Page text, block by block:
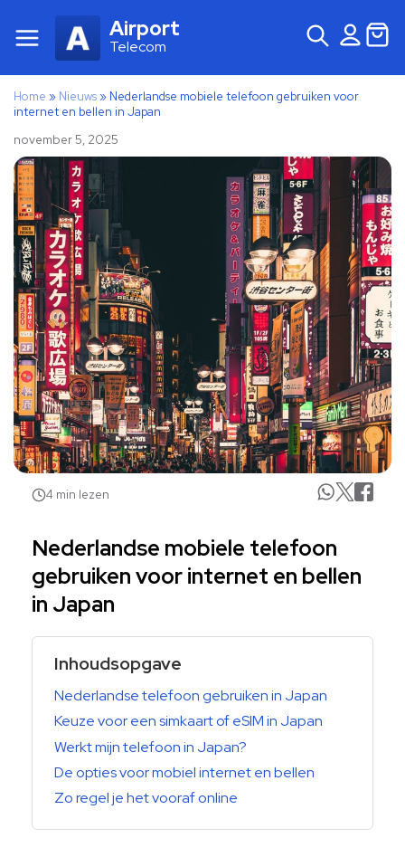
Airport
Telecom
Home » Nieuws» Nederlandse mobiele telefoon gebruiken voor
internet en bellen in Japan
november 5, 2025
4 min lezen
Nederlandse mobiele telefoon
gebruiken voor internet en bellen
in Japan
Inhoudsopgave
Nederlandse telefoon gebruiken in Japan
Keuze voor een simkaart of eSIM in Japan
Werkt mijn telefoon in Japan?
De opties voor mobiel internet en bellen
Zo regel je het vooraf online